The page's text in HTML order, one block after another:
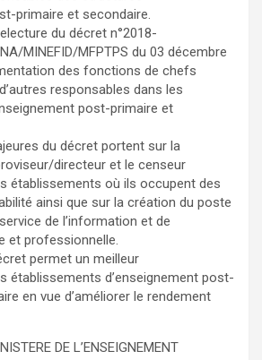
primaire et secondaire.
du décret n°2018-
MINEFID/MFPTPS du 03 décembre
des fonctions de chefs
responsables dans les
post-primaire et
du décret portent sur la
directeur et le censeur
établissements où ils occupent des
ainsi que sur la création du poste
de l’information et de
et professionnelle.
permet un meilleur
établissements d’enseignement post-
en vue d’améliorer le rendement
DE L’ENSEIGNEMENT